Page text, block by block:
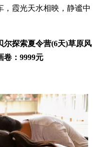
，霞光天水相映，静谧中
尔探索夏令营(6天)草原风
卷：9999元